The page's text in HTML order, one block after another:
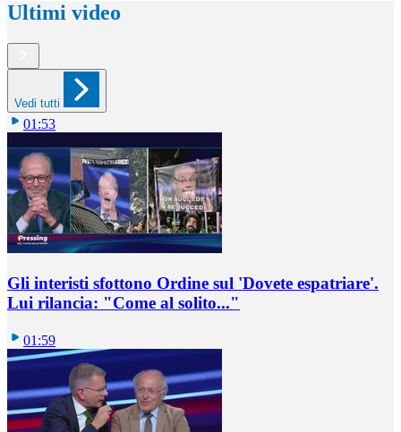
Ultimi video
Vedi tutti
01:53
Gli interisti sfottono Ordine sul 'Dovete espatriare'.
Lui rilancia: "Come al solito..."
01:59